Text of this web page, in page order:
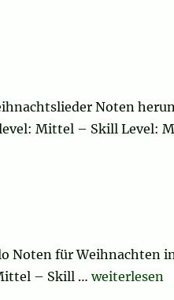
Noten
Mittel – Skill Level:
Noten für Weihnachten
– Skill …„We Three
weiterlesen